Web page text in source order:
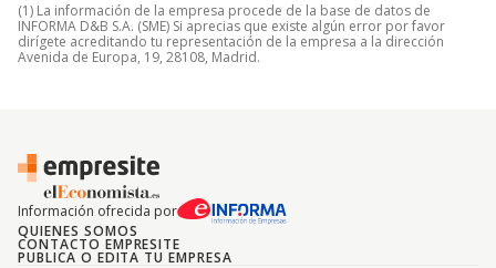
(1) La información de la empresa procede de la base de datos de
INFORMA D&B S.A. (SME) Si aprecias que existe algún error por favor
dirígete acreditando tu representación de la empresa a la dirección
Avenida de Europa, 19, 28108, Madrid.
Información ofrecida por
QUIENES SOMOS
CONTACTO EMPRESITE
PUBLICA O EDITA TU EMPRESA